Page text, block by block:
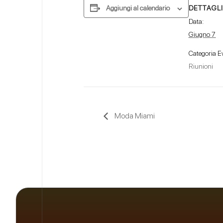
Aggiungi al calendario
DETTAGLI
Data:
Giugno 7
Categoria
Riunioni
Moda Miami